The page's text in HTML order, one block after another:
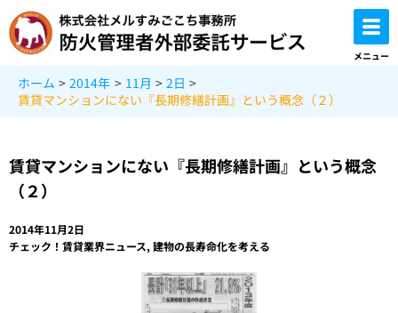
容
を
メニュー
ホーム 2014年 11月
2日
賃貸マンションにない『長期修繕計画』という概念（２）
賃貸マンションにない『長期修繕計画』という概念
（２）
2014年11月2日
チェック！賃貸業界ニュース, 建物の長寿命化を考える